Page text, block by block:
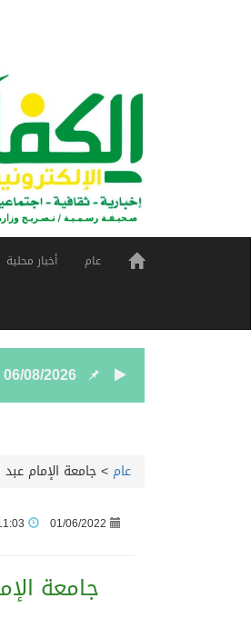
عام أخبار محلية
06/08/2026
06/08/2026
05/08/2026
عام >جامعة الإمام
01/06/2022
جامعة